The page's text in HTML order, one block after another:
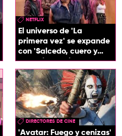
NETFLIX
El universo de 'La
primera vez' se expande
con 'Salcedo, cuero y
boogaloo', spin off
DIRECTORES DE CINE
'Avatar: Fuego y cenizas'